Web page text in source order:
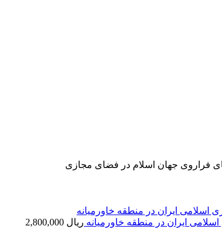
فراروی جهان اسلام در فضای مجازی
ایران در منطقه خاورمیانه